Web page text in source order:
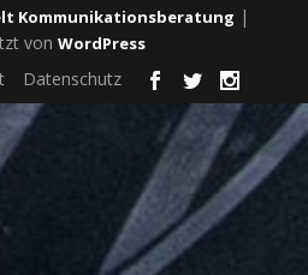
Kommunikationsberatung |
von WordPress
Datenschutz